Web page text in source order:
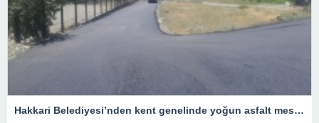
Hakkari Belediyesi’nden kent genelinde yoğun asfalt mesaisi